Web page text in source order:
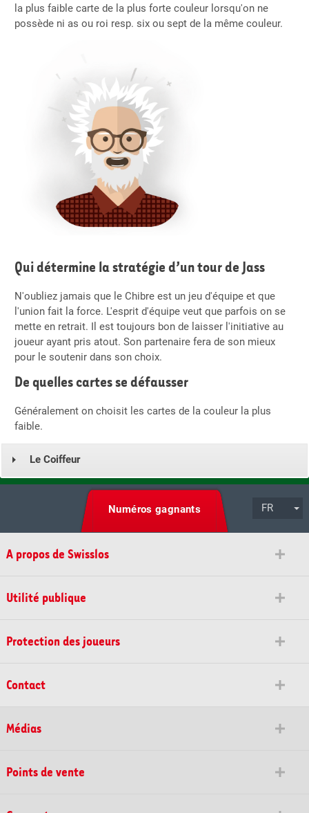
la plus faible carte de la plus forte couleur lorsqu'on ne
possède ni as ou roi resp. six ou sept de la même couleur.
Qui détermine la stratégie d’un tour de Jass
N'oubliez jamais que le Chibre est un jeu d'équipe et que
l'union fait la force. L'esprit d'équipe veut que parfois on se
mette en retrait. Il est toujours bon de laisser l'initiative au
joueur ayant pris atout. Son partenaire fera de son mieux
pour le soutenir dans son choix.
De quelles cartes se défausser
Généralement on choisit les cartes de la couleur la plus
faible.
Le Coiffeur
FR
Numéros gagnants
A propos de Swisslos
Utilité publique
Protection des joueurs
Contact
Médias
Points de vente